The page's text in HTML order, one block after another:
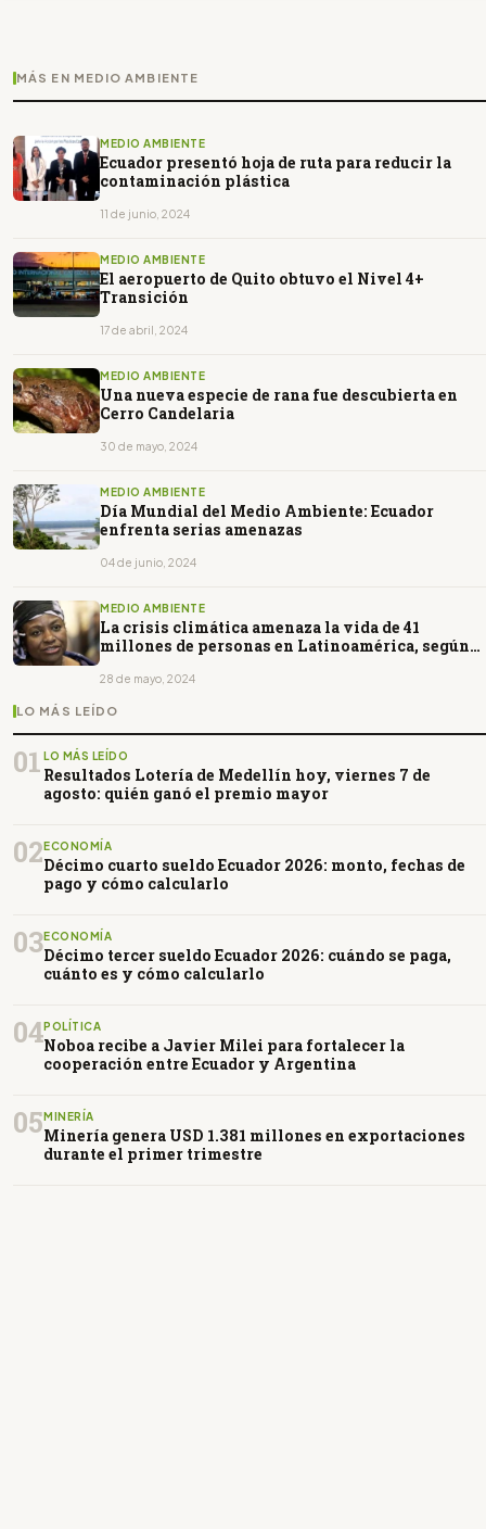
MÁS EN MEDIO AMBIENTE
MEDIO AMBIENTE
Ecuador presentó hoja de ruta para reducir la
contaminación plástica
11 de junio, 2024
MEDIO AMBIENTE
El aeropuerto de Quito obtuvo el Nivel 4+
Transición
17 de abril, 2024
MEDIO AMBIENTE
Una nueva especie de rana fue descubierta en
Cerro Candelaria
30 de mayo, 2024
MEDIO AMBIENTE
Día Mundial del Medio Ambiente: Ecuador
enfrenta serias amenazas
04 de junio, 2024
MEDIO AMBIENTE
La crisis climática amenaza la vida de 41
millones de personas en Latinoamérica, según
28 de mayo, 2024
LO MÁS LEÍDO
01 LO MÁS LEÍDO
Resultados Lotería de Medellín hoy, viernes 7 de
agosto: quién ganó el premio mayor
02ECONOMÍA
Décimo cuarto sueldo Ecuador 2026: monto, fechas de
pago y cómo calcularlo
03ECONOMÍA
Décimo tercer sueldo Ecuador 2026: cuándo se paga,
cuánto es y cómo calcularlo
04POLÍTICA
Noboa recibe a Javier Milei para fortalecer la
cooperación entre Ecuador y Argentina
05MINERÍA
Minería genera USD 1.381 millones en exportaciones
durante el primer trimestre